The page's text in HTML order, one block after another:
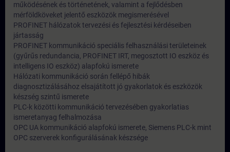
működésének és történetének, valamint a fejlődésben
mérföldköveket jelentő eszközök megismerésével
PROFINET hálózatok tervezési és fejlesztési kérdéseiben
jártasság
PROFINET kommunikáció speciális felhasználási területeinek
(gyűrűs redundancia, PROFINET IRT, megosztott IO eszköz és
intelligens IO eszköz) alapfokú ismerete
Hálózati kommunikáció során fellépő hibák
diagnosztizálásához elsajátított jó gyakorlatok és eszközök
készség szintű ismerete
PLC-k közötti kommunikáció tervezésében gyakorlatias
ismeretanyag felhalmozása
OPC UA kommunikáció alapfokú ismerete, Siemens PLC-k mint
OPC szerverek konfigurálásának készsége